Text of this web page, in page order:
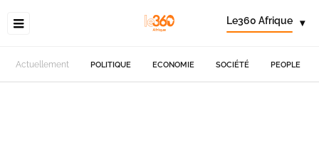
Le360 Afrique ▾
Actuellement POLITIQUE ECONOMIE SOCIÉTÉ PEOPLE